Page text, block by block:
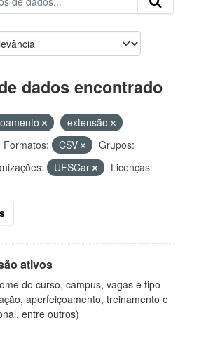
dados encontrado
extensão
Formatos: CSV
Grupos:
UFSCar
Licenças:
ativos
do curso, campus, vagas e tipo
aperfeiçoamento, treinamento e
entre outros)